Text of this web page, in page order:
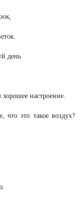
день
настроение.
что это такое воздух?